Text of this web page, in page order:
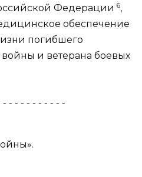
Федерации 6,
обеспечение
погибшего
и ветерана боевых